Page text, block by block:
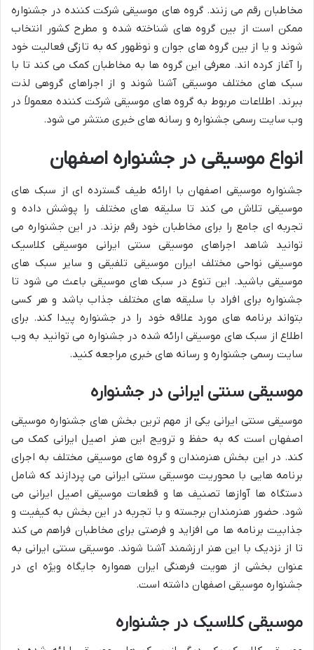
مخاطبان رقم می زنند. گروه های موسیقی شرکت کننده در جشنواره
ممکن است از بین گروه های شناخته شده و مطرح کشور انتخاب
شوند و یا از بین گروه های جوان و نوظهور که به تازگی فعالیت خود
را آغاز کرده اند. معرفی این گروه ها به مخاطبان کمک می کند تا با
سبک های مختلف موسیقی آشنا شوند و از اجراهای گروهی لذت
ببرند. اطلاعات مربوط به گروه های موسیقی شرکت کننده معمولاً در
وب سایت رسمی جشنواره و رسانه های خبری منتشر می شود.
انواع موسیقی در جشنواره اصفهان
جشنواره موسیقی اصفهان با ارائه طیف گسترده ای از سبک های
موسیقی تلاش می کند تا سلیقه های مختلف را پوشش داده و
تجربه ای جامع را برای مخاطبان خود رقم بزند. در این جشنواره می
توانید شاهد اجراهای موسیقی سنتی ایرانی موسیقی کلاسیک
موسیقی نواحی مختلف ایران موسیقی تلفیقی و سایر سبک های
موسیقی باشید. این تنوع در سبک های موسیقی باعث می شود تا
جشنواره برای افراد با سلیقه های مختلف جذاب باشد و هر کسی
بتواند برنامه های مورد علاقه خود را در جشنواره پیدا کند. برای
اطلاع از سبک های موسیقی ارائه شده در جشنواره می توانید به وب
سایت رسمی جشنواره و رسانه های خبری مراجعه کنید.
موسیقی سنتی ایرانی در جشنواره
موسیقی سنتی ایرانی یکی از مهم ترین بخش های جشنواره موسیقی
اصفهان است که به حفظ و ترویج این هنر اصیل ایرانی کمک می
کند. در این بخش هنرمندان و گروه های موسیقی مختلف به اجرای
برنامه هایی با محوریت موسیقی سنتی ایرانی می پردازند که شامل
دستگاه ها آوازها تصنیف ها و قطعات موسیقی اصیل ایرانی می
شود. حضور هنرمندان برجسته و با تجربه در این بخش به کیفیت و
جذابیت برنامه ها می افزاید و فرصتی برای مخاطبان فراهم می کند
تا از نزدیک با این هنر ارزشمند آشنا شوند. موسیقی سنتی ایرانی به
عنوان بخشی از هویت فرهنگی ایران همواره جایگاه ویژه ای در
جشنواره موسیقی اصفهان داشته است.
موسیقی کلاسیک در جشنواره